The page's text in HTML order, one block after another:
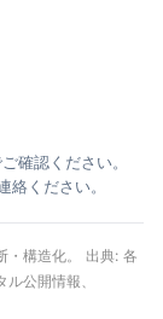
確認ください。
絡ください。
構造化。 出典: 各
公開情報、